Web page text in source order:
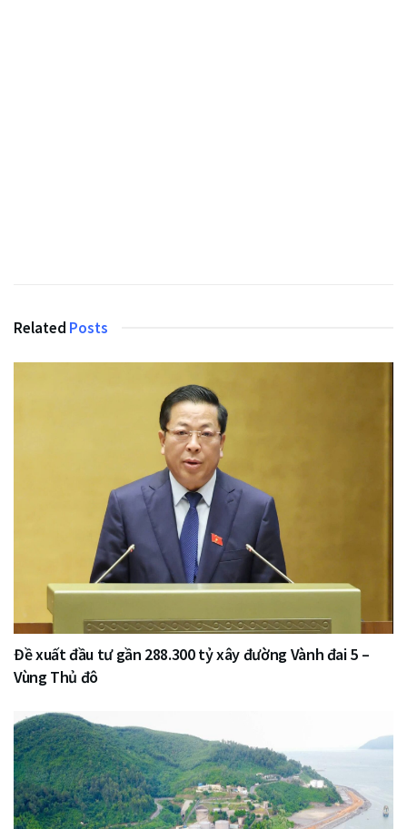
Related Posts
Đề xuất đầu tư gần 288.300 tỷ xây đường Vành đai 5 –
Vùng Thủ đô